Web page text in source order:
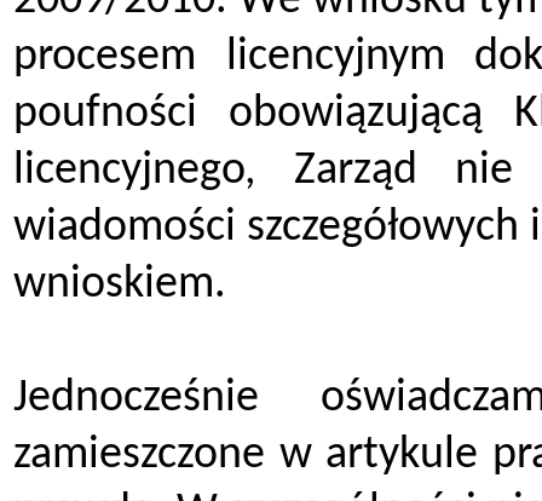
procesem licencyjnym
poufności obowiązującą
licencyjnego, Zarząd
wiadomości szczegółowych
wnioskiem.
Jednocześnie
zamieszczone w artykule